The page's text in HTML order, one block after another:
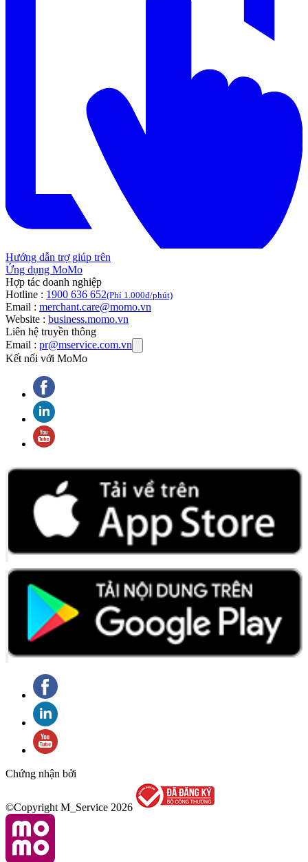
Hướng dẫn trợ giúp trên
Ứng dụng MoMo
Hợp tác doanh nghiệp
Hotline : 1900 636 652(Phí 1.000đ/phút)
Email : merchant.care@momo.vn
Website : business.momo.vn
Liên hệ truyền thông
Email : pr@mservice.com.vn
Kết nối với MoMo
Chứng nhận bởi
©Copyright M_Service 2026